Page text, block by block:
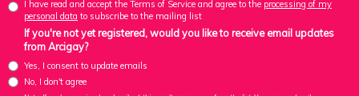
I have read and accept the Terms of Service and agree to the processing of my
personal data to subscribe to the mailing list
If you're not yet registered, would you like to receive email updates
from Arcigay?
Yes, I consent to update emails
No, I don't agree